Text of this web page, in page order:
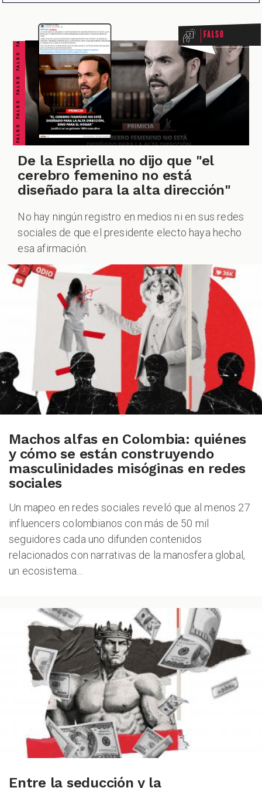
ZOOM
FALSO FALSO FALSO FALSO FALSO FALSO FALSO Falso
De la Espriella no dijo que "el
cerebro femenino no está
diseñado para la alta dirección"
No hay ningún registro en medios ni en sus redes
sociales de que el presidente electo haya hecho
esa afirmación.
Machos alfas en Colombia: quiénes
y cómo se están construyendo
masculinidades misóginas en redes
sociales
Un mapeo en redes sociales reveló que al menos 27
influencers colombianos con más de 50 mil
seguidores cada uno difunden contenidos
relacionados con narrativas de la manosfera global,
un ecosistema...
Entre la seducción y la